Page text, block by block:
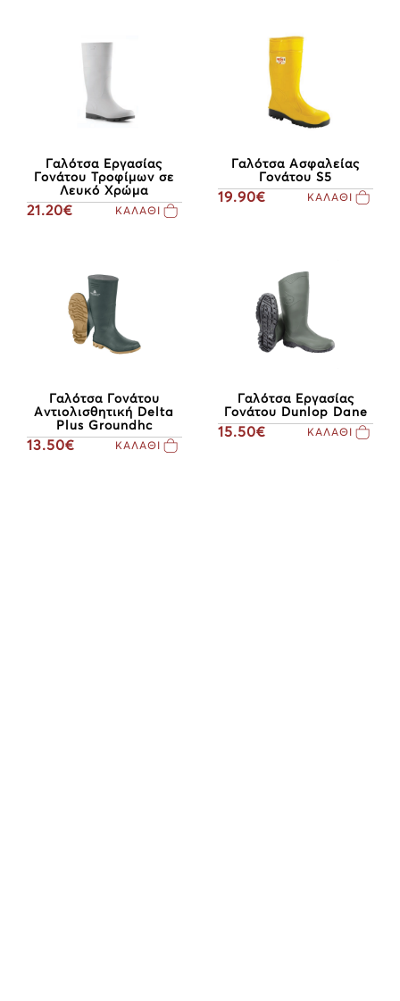
Γαλότσα Εργασίας
Γονάτου Τροφίμων σε
Λευκό Χρώμα
21.20€ ΚΑΛΑΘΙ
Γαλότσα Ασφαλείας
Γονάτου S5
19.90€ ΚΑΛΑΘΙ
Γαλότσα Γονάτου
Αντιολισθητική Delta
Plus Groundhc
13.50€ ΚΑΛΑΘΙ
Γαλότσα Εργασίας
Γονάτου Dunlop Dane
15.50€ ΚΑΛΑΘΙ